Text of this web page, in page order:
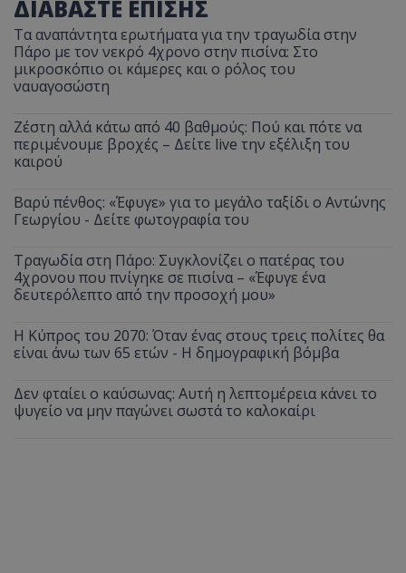
ΔΙΑΒΑΣΤΕ ΕΠΙΣΗΣ
Τα αναπάντητα ερωτήματα για την τραγωδία στην
Πάρο με τον νεκρό 4χρονο στην πισίνα: Στο
μικροσκόπιο οι κάμερες και ο ρόλος του
ναυαγοσώστη
Ζέστη αλλά κάτω από 40 βαθμούς: Πού και πότε να
περιμένουμε βροχές – Δείτε live την εξέλιξη του
καιρού
Βαρύ πένθος: «Έφυγε» για το μεγάλο ταξίδι ο Αντώνης
Γεωργίου - Δείτε φωτογραφία του
Τραγωδία στη Πάρο: Συγκλονίζει ο πατέρας του
4χρονου που πνίγηκε σε πισίνα – «Έφυγε ένα
δευτερόλεπτο από την προσοχή μου»
Η Κύπρος του 2070: Όταν ένας στους τρεις πολίτες θα
είναι άνω των 65 ετών - Η δημογραφική βόμβα
Δεν φταίει ο καύσωνας: Αυτή η λεπτομέρεια κάνει το
ψυγείο να μην παγώνει σωστά το καλοκαίρι